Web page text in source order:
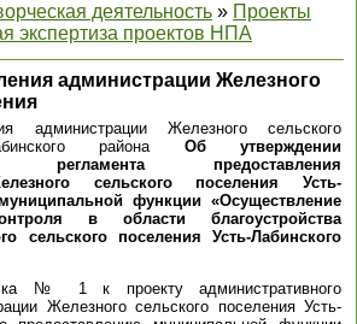
деятельность » Проекты
экспертиза проектов НПА
администрации Железного
администрации Железного сельского
района Об утверждении
регламента предоставления
сельского поселения Усть-
функции «Осуществление
в области благоустройства
сельского поселения Усть-Лабинского
№ 1 к проекту административного
Железного сельского поселения Усть-